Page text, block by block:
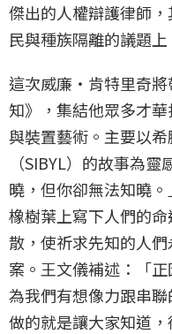
傑出的人權辯護律師
民與種族隔離的議題上
這次威廉‧肯特里奇將
知》，集結他眾多才
與裝置藝術。主要以
（SIBYL）的故事為
曉，但你卻無法知曉
橡樹葉上寫下人們的
散，使祈求先知的人
案。王文儀補述：「
為我們有想像力跟串
做的就是讓大家知道